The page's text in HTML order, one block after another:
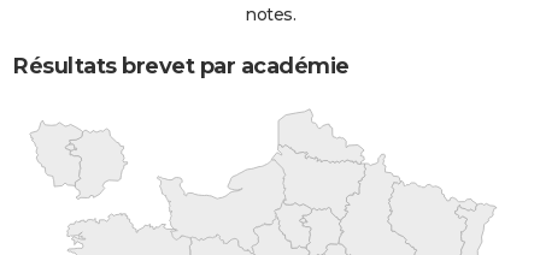
notes.
Résultats brevet par académie